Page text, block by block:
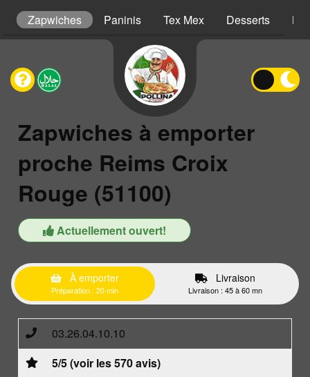
Zapwiches Paninis Tex Mex Desserts
Zapwiches à emporter
proche Reims Croix
Rouge (51100)
Actuellement ouvert!
À emporter
Préparation : 20 min
Livraison
Livraison : 45 à 60 mn
03.26.04.10.10
5/5 (voir les 570 avis)